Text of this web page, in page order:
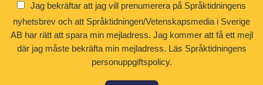
Jag bekräftar att jag vill prenumerera på Språktidningens
nyhetsbrev och att Språktidningen/Vetenskapsmedia i Sverige
AB har rätt att spara min mejladress. Jag kommer att få ett mejl
där jag måste bekräfta min mejladress. Läs Språktidningens
personuppgiftspolicy.